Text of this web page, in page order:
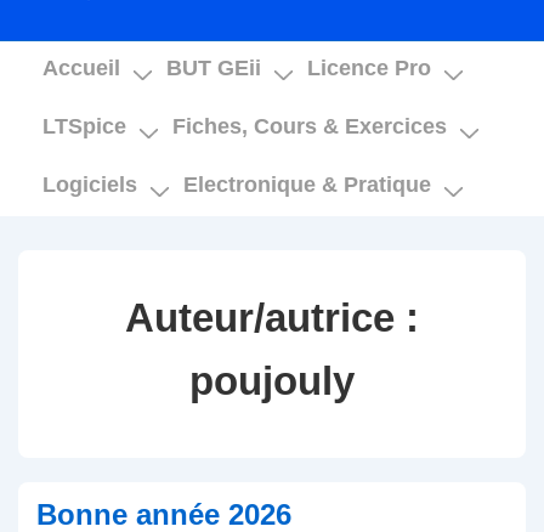
Main
Accueil BUT GEii Licence Pro
LTSpice Fiches, Cours & Exercices
Logiciels Electronique & Pratique
Auteur/autrice :
poujouly
Bonne année 2026